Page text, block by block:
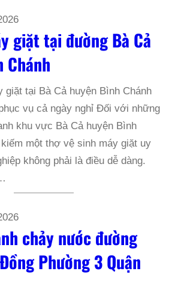
giặt tại đường Bà Cả
Chánh
giặt tại Bà Cả huyện Bình Chánh
vụ cả ngày nghỉ Đối với những
khu vực Bà Cả huyện Bình
một thợ vệ sinh máy giặt uy
không phải là điều dễ dàng.
chảy nước đường
Phường 3 Quận